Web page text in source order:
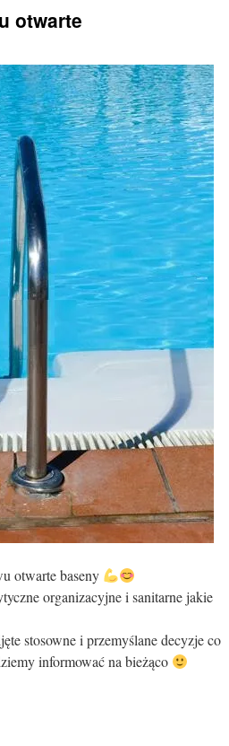
otwarte
otwarte baseny
organizacyjne i sanitarne jakie
stosowne i przemyślane decyzje co
informować na bieżąco